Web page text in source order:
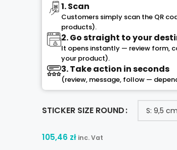
1. Scan
Customers simply scan the QR
products).
2. Go straight to your
It opens instantly — review form,
your product).
3. Take action in seconds
(review, message, follow —
STICKER SIZE ROUND
105,46 zł inc. Vat